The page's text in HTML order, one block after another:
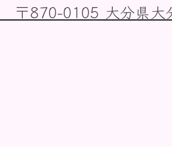
〒870-0105 大分県大